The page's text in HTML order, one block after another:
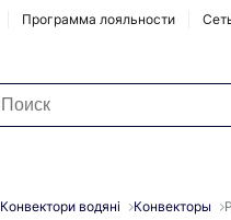
Программа лояльности
Конвектори водяні Конвекторы